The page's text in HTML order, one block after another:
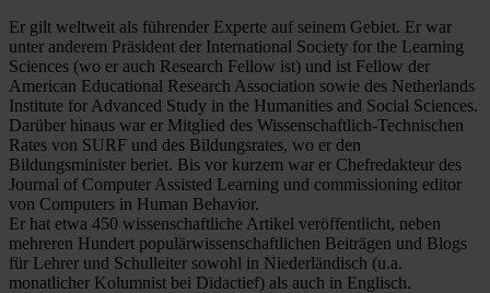
Er gilt weltweit als führender Experte auf seinem Gebiet. Er war
unter anderem Präsident der International Society for the Learning
Sciences (wo er auch Research Fellow ist) und ist Fellow der
American Educational Research Association sowie des Netherlands
Institute for Advanced Study in the Humanities and Social Sciences.
Darüber hinaus war er Mitglied des Wissenschaftlich-Technischen
Rates von SURF und des Bildungsrates, wo er den
Bildungsminister beriet. Bis vor kurzem war er Chefredakteur des
Journal of Computer Assisted Learning und commissioning editor
von Computers in Human Behavior.
Er hat etwa 450 wissenschaftliche Artikel veröffentlicht, neben
mehreren Hundert populärwissenschaftlichen Beiträgen und Blogs
für Lehrer und Schulleiter sowohl in Niederländisch (u.a.
monatlicher Kolumnist bei Didactief) als auch in Englisch.